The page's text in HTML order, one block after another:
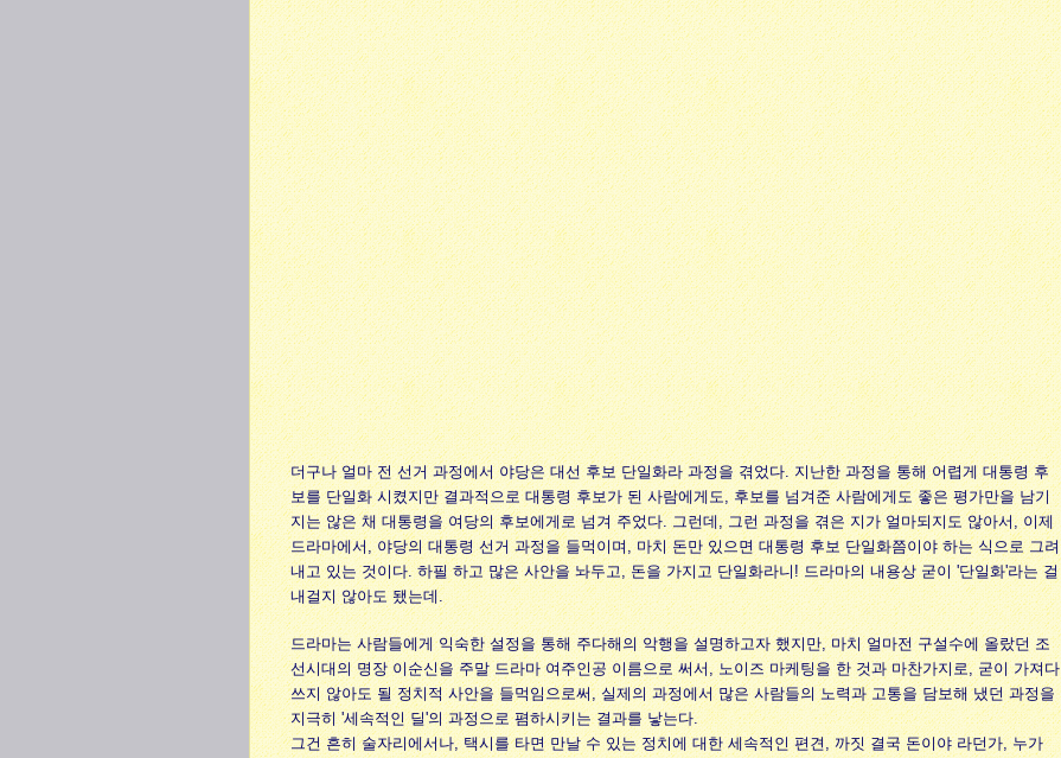
더구나 얼마 전 선거 과정에서 야당은 대선 후보 단일화라 과정을 겪었다. 지난한 과정을 통해 어렵게 대통령 후
보를 단일화 시켰지만 결과적으로 대통령 후보가 된 사람에게도, 후보를 넘겨준 사람에게도 좋은 평가만을 남기
지는 않은 채 대통령을 여당의 후보에게로 넘겨 주었다. 그런데, 그런 과정을 겪은 지가 얼마되지도 않아서, 이제
드라마에서, 야당의 대통령 선거 과정을 들먹이며, 마치 돈만 있으면 대통령 후보 단일화쯤이야 하는 식으로 그려
내고 있는 것이다. 하필 하고 많은 사안을 놔두고, 돈을 가지고 단일화라니! 드라마의 내용상 굳이 '단일화'라는 걸
내걸지 않아도 됐는데.
드라마는 사람들에게 익숙한 설정을 통해 주다해의 악행을 설명하고자 했지만, 마치 얼마전 구설수에 올랐던 조
선시대의 명장 이순신을 주말 드라마 여주인공 이름으로 써서, 노이즈 마케팅을 한 것과 마찬가지로, 굳이 가져다
쓰지 않아도 될 정치적 사안을 들먹임으로써, 실제의 과정에서 많은 사람들의 노력과 고통을 담보해 냈던 과정을
지극히 '세속적인 딜'의 과정으로 폄하시키는 결과를 낳는다.
그건 흔히 술자리에서나, 택시를 타면 만날 수 있는 정치에 대한 세속적인 편견, 까짓 결국 돈이야 라던가, 누가